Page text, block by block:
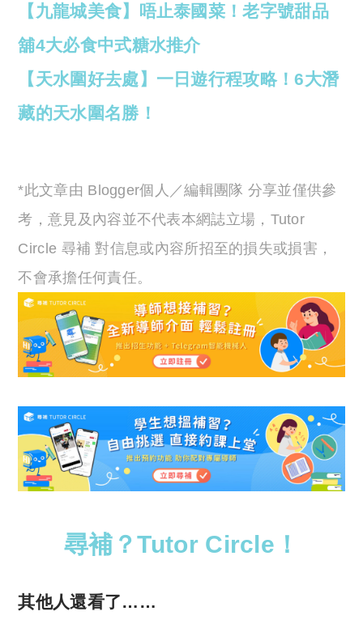
【九龍城美食】唔止泰國菜！老字號甜品
舖4大必食中式糖水推介
【天水圍好去處】一日遊行程攻略！6大潛
藏的天水圍名勝！
*此文章由 Blogger個人／編輯團隊 分享並僅供參
考，意見及內容並不代表本網誌立場，Tutor
Circle 尋補 對信息或內容所招至的損失或損害，
不會承擔任何責任。
尋補？Tutor Circle！
其他人還看了……